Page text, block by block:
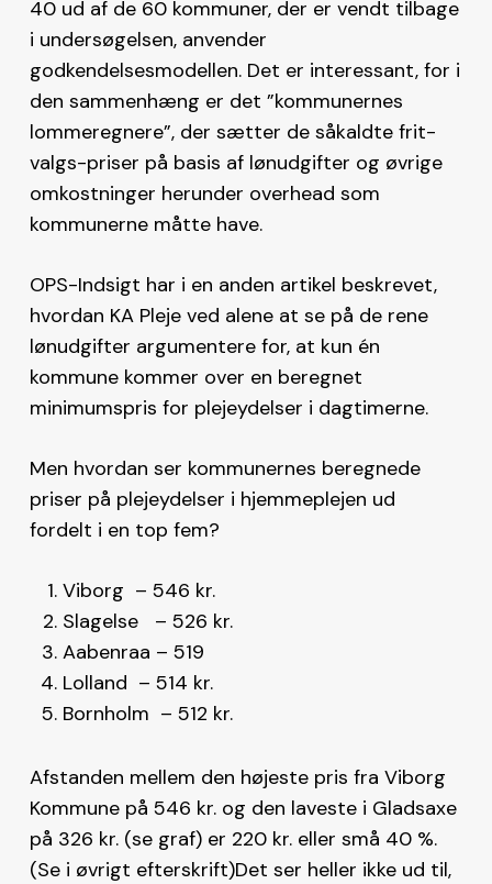
40 ud af de 60 kommuner, der er vendt tilbage
i undersøgelsen, anvender
godkendelsesmodellen. Det er interessant, for i
den sammenhæng er det ”kommunernes
lommeregnere”, der sætter de såkaldte frit-
valgs-priser på basis af lønudgifter og øvrige
omkostninger herunder overhead som
kommunerne måtte have.
OPS-Indsigt har i en anden artikel beskrevet,
hvordan KA Pleje ved alene at se på de rene
lønudgifter argumentere for, at kun én
kommune kommer over en beregnet
minimumspris for plejeydelser i dagtimerne.
Men hvordan ser kommunernes beregnede
priser på plejeydelser i hjemmeplejen ud
fordelt i en top fem?
Viborg – 546 kr.
Slagelse – 526 kr.
Aabenraa – 519
Lolland – 514 kr.
Bornholm – 512 kr.
Afstanden mellem den højeste pris fra Viborg
Kommune på 546 kr. og den laveste i Gladsaxe
på 326 kr. (se graf) er 220 kr. eller små 40 %.
(Se i øvrigt efterskrift)Det ser heller ikke ud til,